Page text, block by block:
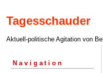
Tagesschauder
Aktuell-politische Agitation von
Navigation